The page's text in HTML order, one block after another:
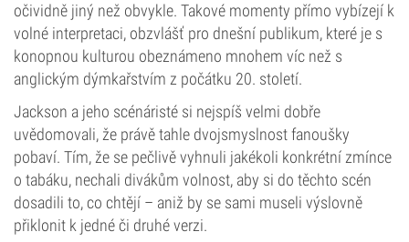
očividně jiný než obvykle. Takové momenty přímo vybízejí k
volné interpretaci, obzvlášť pro dnešní publikum, které je s
konopnou kulturou obeznámeno mnohem víc než s
anglickým dýmkařstvím z počátku 20. století.
Jackson a jeho scénáristé si nejspíš velmi dobře
uvědomovali, že právě tahle dvojsmyslnost fanoušky
pobaví. Tím, že se pečlivě vyhnuli jakékoli konkrétní zmínce
o tabáku, nechali divákům volnost, aby si do těchto scén
dosadili to, co chtějí – aniž by se sami museli výslovně
přiklonit k jedné či druhé verzi.